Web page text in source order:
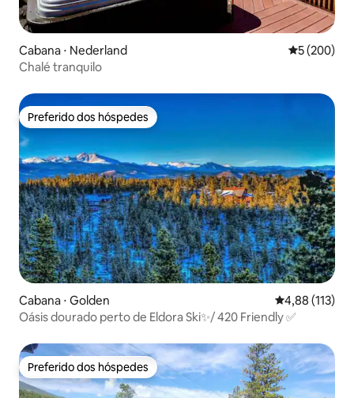
Cabana ⋅ Nederland 5 de uma
5 (200)
Chalé tranquilo
Preferido dos hóspedes
Preferido dos hóspedes
Cabana ⋅ Golden 4,88 de uma
4,88 (113)
Oásis dourado perto de Eldora Ski✨/ 420 Friendly ✅
Preferido dos hóspedes
Preferido dos hóspedes